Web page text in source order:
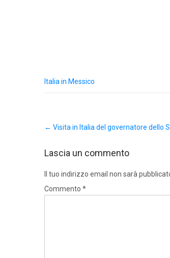
Italia in Messico
navigation
← Visita in Italia del governatore dello
Lascia un commento
Il tuo indirizzo email non sarà
Commento *